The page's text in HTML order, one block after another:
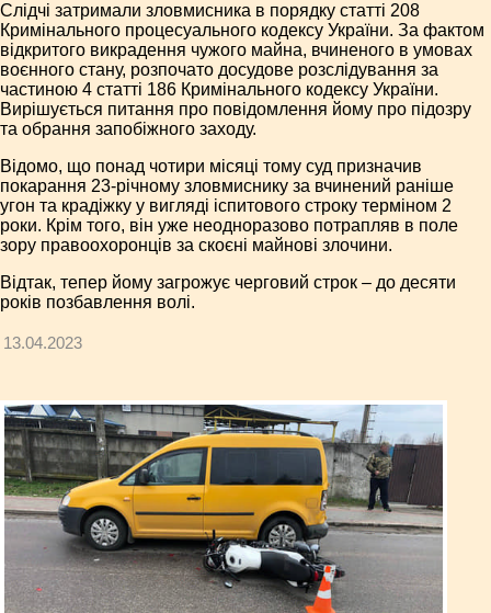
Слідчі затримали зловмисника в порядку статті 208
Кримінального процесуального кодексу України. За фактом
відкритого викрадення чужого майна, вчиненого в умовах
воєнного стану, розпочато досудове розслідування за
частиною 4 статті 186 Кримінального кодексу України.
Вирішується питання про повідомлення йому про підозру
та обрання запобіжного заходу.
Відомо, що понад чотири місяці тому суд призначив
покарання 23-річному зловмиснику за вчинений раніше
угон та крадіжку у вигляді іспитового строку терміном 2
роки. Крім того, він уже неодноразово потрапляв в поле
зору правоохоронців за скоєні майнові злочини.
Відтак, тепер йому загрожує черговий строк – до десяти
років позбавлення волі.
13.04.2023